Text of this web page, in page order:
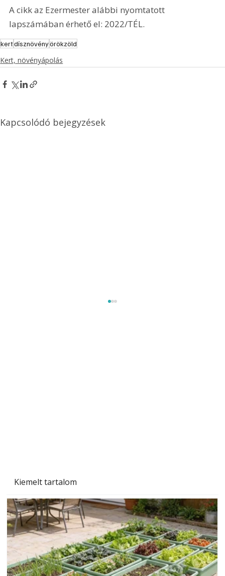
Kiemelt tartalom
A cikk az Ezermester alábbi nyomtatott
lapszámában érhető el: 2022/TÉL.
kertdísznövényörökzöld
Kert, növényápolás
Kapcsolódó bejegyzések